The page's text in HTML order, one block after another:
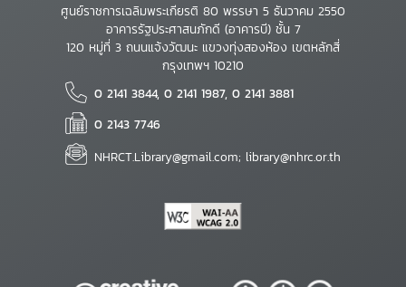
ศูนย์ราชการเฉลิมพระเกียรติ 80 พรรษา 5 ธันวาคม 2550
อาคารรัฐประศาสนภักดี (อาคารบี) ชั้น 7
120 หมู่ที่ 3 ถนนแจ้งวัฒนะ แขวงทุ่งสองห้อง เขตหลักสี่
กรุงเทพฯ 10210
0 2141 3844, 0 2141 1987, 0 2141 3881
0 2143 7746
NHRCT.Library@gmail.com; library@nhrc.or.th